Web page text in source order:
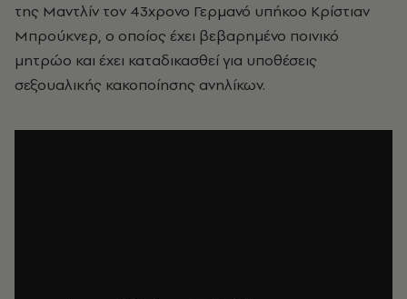
της Μαντλίν τον 43χρονο Γερμανό υπήκοο Κρίστιαν
Μπρούκνερ, ο οποίος έχει βεβαρημένο ποινικό
μητρώο και έχει καταδικασθεί για υποθέσεις
σεξουαλικής κακοποίησης ανηλίκων.